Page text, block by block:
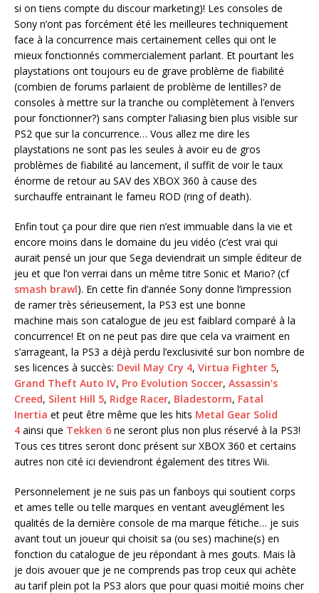
si on tiens compte du discour marketing)! Les consoles de
Sony n’ont pas forcément été les meilleures techniquement
face à la concurrence mais certainement celles qui ont le
mieux fonctionnés commercialement parlant. Et pourtant les
playstations ont toujours eu de grave problème de fiabilité
(combien de forums parlaient de problème de lentilles? de
consoles à mettre sur la tranche ou complètement à l’envers
pour fonctionner?) sans compter l’aliasing bien plus visible sur
PS2 que sur la concurrence… Vous allez me dire les
playstations ne sont pas les seules à avoir eu de gros
problèmes de fiabilité au lancement, il suffit de voir le taux
énorme de retour au SAV des XBOX 360 à cause des
surchauffe entrainant le fameu ROD (ring of death).
Enfin tout ça pour dire que rien n’est immuable dans la vie et
encore moins dans le domaine du jeu vidéo (c’est vrai qui
aurait pensé un jour que Sega deviendrait un simple éditeur de
jeu et que l’on verrai dans un même titre Sonic et Mario? (cf
smash brawl). En cette fin d’année Sony donne l’impression
de ramer très sérieusement, la PS3 est une bonne
machine mais son catalogue de jeu est faiblard comparé à la
concurrence! Et on ne peut pas dire que cela va vraiment en
s’arrageant, la PS3 a déjà perdu l’exclusivité sur bon nombre de
ses licences à succès: Devil May Cry 4, Virtua Fighter 5,
Grand Theft Auto IV, Pro Evolution Soccer, Assassin’s
Creed, Silent Hill 5, Ridge Racer, Bladestorm, Fatal
Inertia et peut être même que les hits Metal Gear Solid
4 ainsi que Tekken 6 ne seront plus non plus réservé à la PS3!
Tous ces titres seront donc présent sur XBOX 360 et certains
autres non cité ici deviendront également des titres Wii.
Personnelement je ne suis pas un fanboys qui soutient corps
et ames telle ou telle marques en ventant aveuglément les
qualités de la dernière console de ma marque fétiche… je suis
avant tout un joueur qui choisit sa (ou ses) machine(s) en
fonction du catalogue de jeu répondant à mes gouts. Mais là
je dois avouer que je ne comprends pas trop ceux qui achète
au tarif plein pot la PS3 alors que pour quasi moitié moins cher